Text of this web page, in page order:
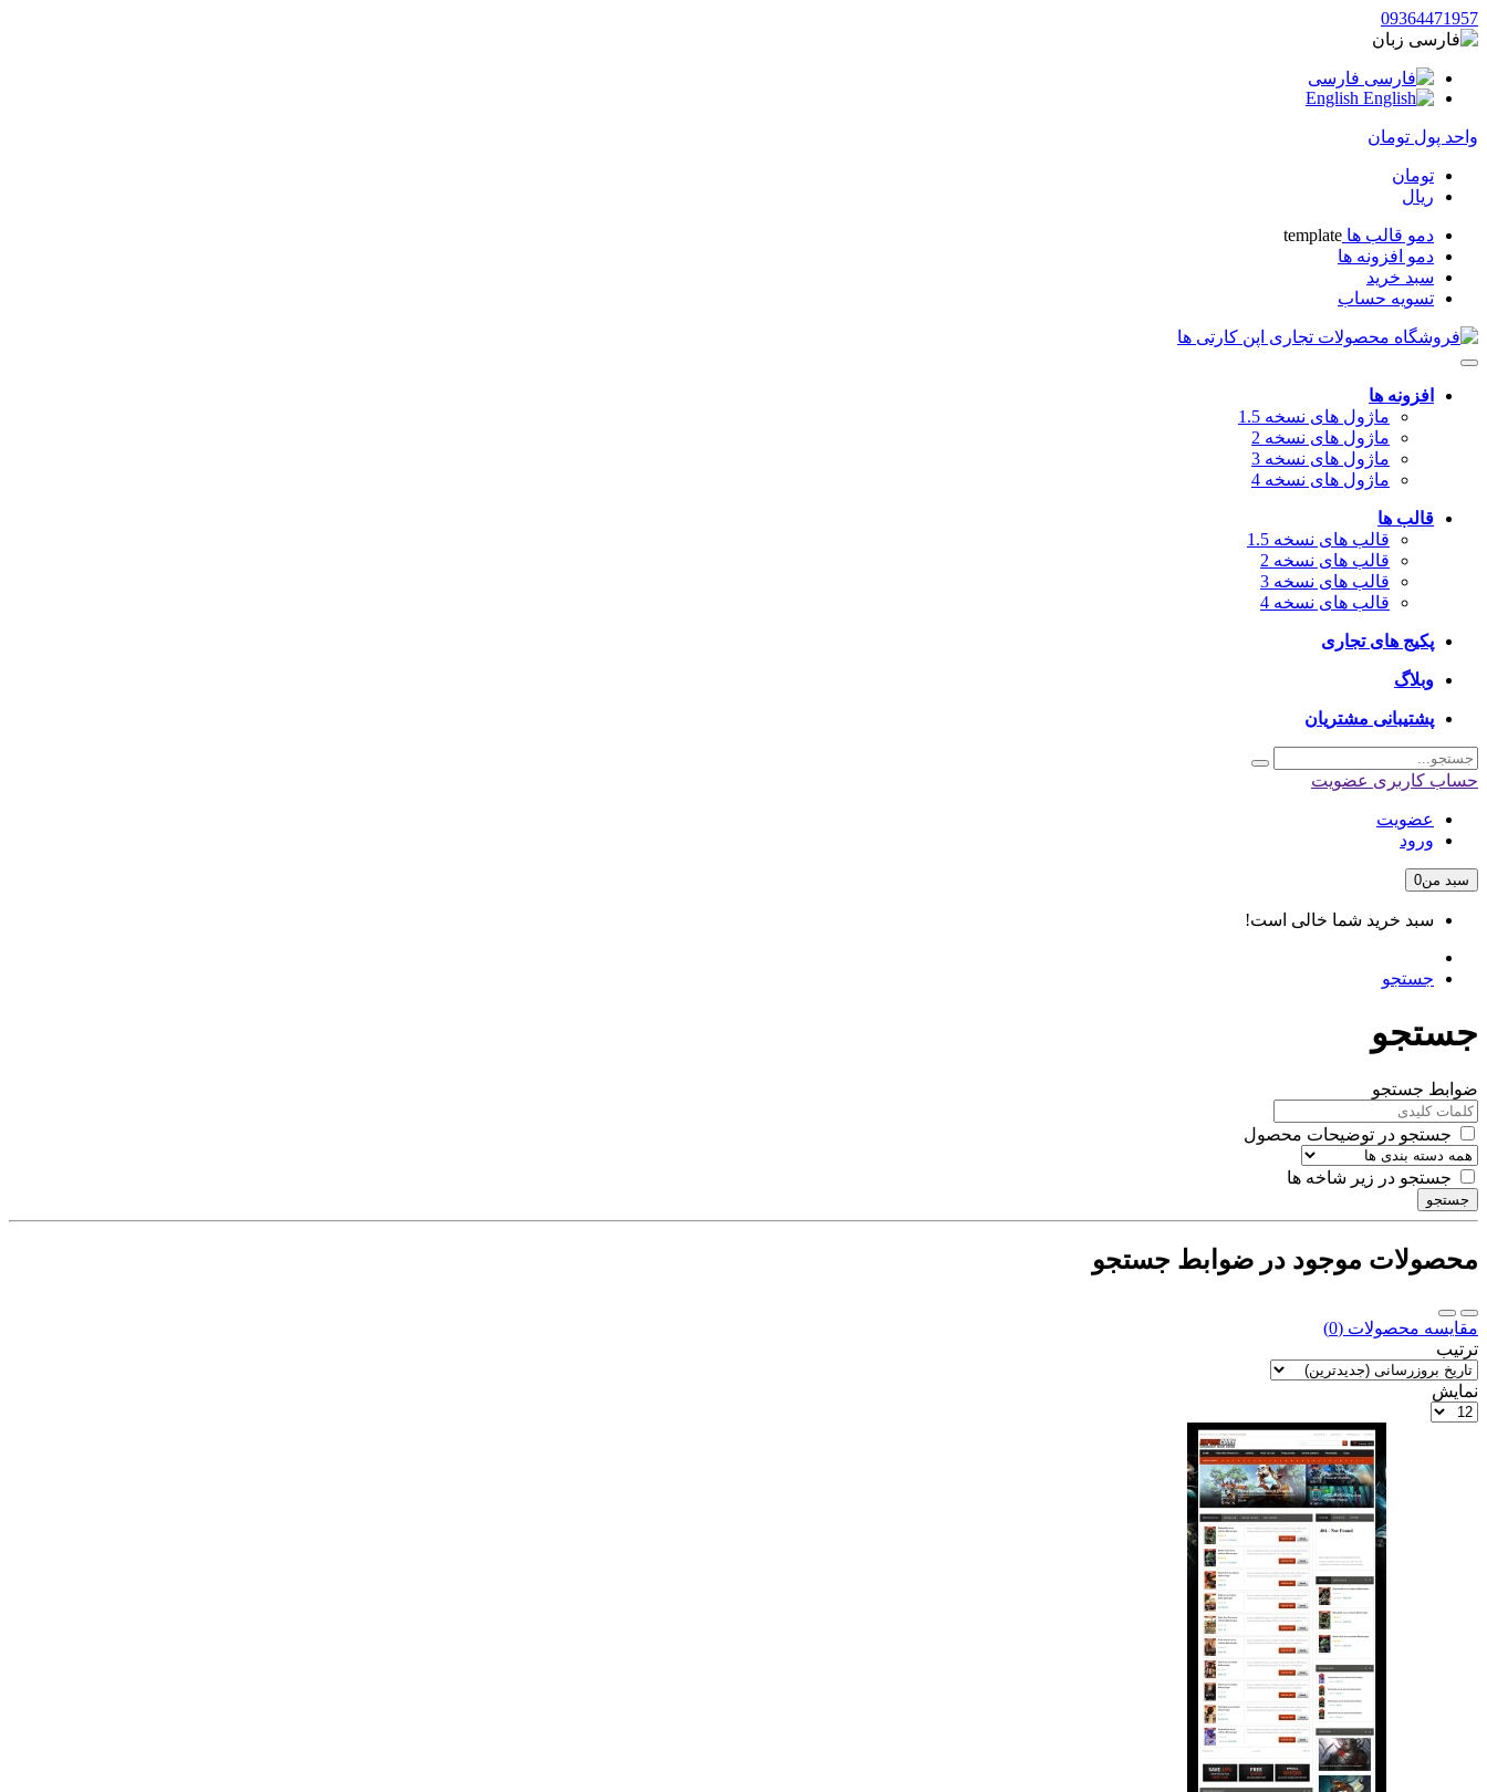
09364471957
زبان
فارسی
واحد پول تومان
تومان
ریال
دمو قالب ها template
دمو افزونه ها
سبد خرید
تسویه حساب
افزونه ها
ماژول های نسخه 1.5
ماژول های نسخه 2
ماژول های نسخه 3
ماژول های نسخه 4
قالب ها
قالب های نسخه 1.5
قالب های نسخه 2
قالب های نسخه 3
قالب های نسخه 4
پکیج های تجاری
وبلاگ
پشتیبانی مشتریان
حساب کاربری عضویت
عضویت
ورود
سبد من0
سبد خرید شما خالی است!
جستجو
جستجو
ضوابط جستجو
جستجو در توضیحات محصول
جستجو در زیر شاخه ها
جستجو
محصولات موجود در ضوابط جستجو
مقایسه محصولات (0)
ترتیب
نمایش